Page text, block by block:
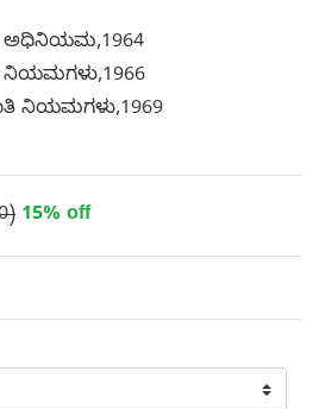
ಅಧಿನಿಯಮ,1964
ನಿಯಮಗಳು,1966
ನಿಯಮಗಳು,1969
15% off